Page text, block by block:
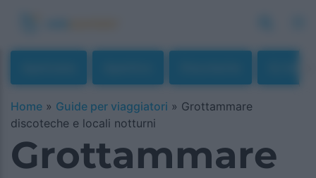
Home » Guide per viaggiatori » Grottammare
discoteche e locali notturni
Grottammare